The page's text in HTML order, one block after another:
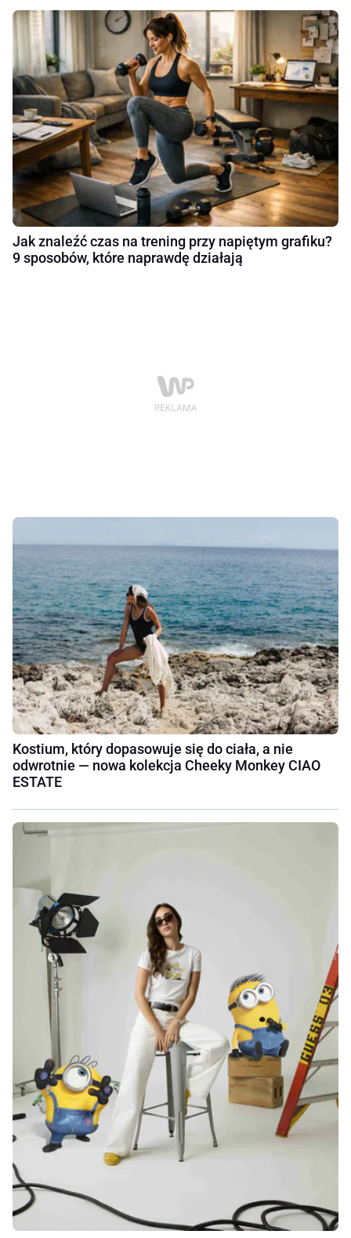
Jak znaleźć czas na trening przy napiętym grafiku?
9 sposobów, które naprawdę działają
Kostium, który dopasowuje się do ciała, a nie
odwrotnie — nowa kolekcja Cheeky Monkey CIAO
ESTATE